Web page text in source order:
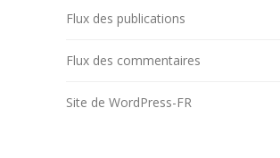
Flux des publications
Flux des commentaires
Site de WordPress-FR